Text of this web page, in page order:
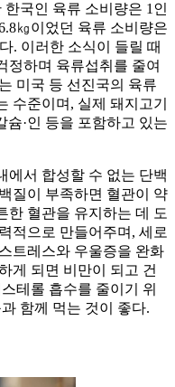
국인 육류 소비량은 1인
㎏이었던 육류 소비량은
. 이러한 소식이 들릴 때
정하며 육류섭취를 줄여
미국 등 선진국의 육류
수준이며, 실제 돼지고기
슘·인 등을 포함하고 있는
에서 합성할 수 없는 단백
질이 부족하면 혈관이 약
한 혈관을 유지하는 데 도
적으로 만들어주며, 세로
트레스와 우울증을 완화
게 되면 비만이 되고 건
테롤 흡수를 줄이기 위
함께 먹는 것이 좋다.